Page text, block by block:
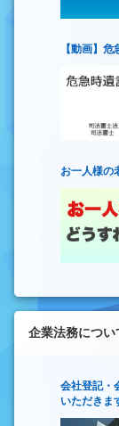
【動画】
お一人様
企業法務につ
会社登記・
いただきま